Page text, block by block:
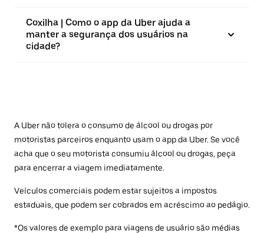
Coxilha | Como o app da Uber ajuda a
manter a segurança dos usuários na
cidade?
A Uber não tolera o consumo de álcool ou drogas por
motoristas parceiros enquanto usam o app da Uber. Se você
acha que o seu motorista consumiu álcool ou drogas, peça
para encerrar a viagem imediatamente.
Veículos comerciais podem estar sujeitos a impostos
estaduais, que podem ser cobrados em acréscimo ao pedágio.
*Os valores de exemplo para viagens de usuário são médias